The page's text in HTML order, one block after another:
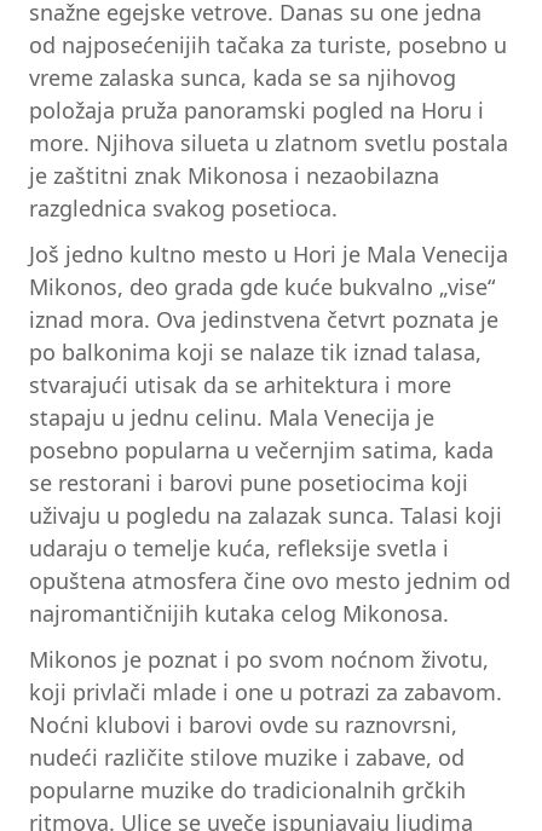
snažne egejske vetrove. Danas su one jedna
od najposećenijih tačaka za turiste, posebno u
vreme zalaska sunca, kada se sa njihovog
položaja pruža panoramski pogled na Horu i
more. Njihova silueta u zlatnom svetlu postala
je zaštitni znak Mikonosa i nezaobilazna
razglednica svakog posetioca.
Još jedno kultno mesto u Hori je Mala Venecija
Mikonos, deo grada gde kuće bukvalno „vise“
iznad mora. Ova jedinstvena četvrt poznata je
po balkonima koji se nalaze tik iznad talasa,
stvarajući utisak da se arhitektura i more
stapaju u jednu celinu. Mala Venecija je
posebno popularna u večernjim satima, kada
se restorani i barovi pune posetiocima koji
uživaju u pogledu na zalazak sunca. Talasi koji
udaraju o temelje kuća, refleksije svetla i
opuštena atmosfera čine ovo mesto jednim od
najromantičnijih kutaka celog Mikonosa.
Mikonos je poznat i po svom noćnom životu,
koji privlači mlade i one u potrazi za zabavom.
Noćni klubovi i barovi ovde su raznovrsni,
nudeći različite stilove muzike i zabave, od
popularne muzike do tradicionalnih grčkih
ritmova. Ulice se uveče ispunjavaju ljudima